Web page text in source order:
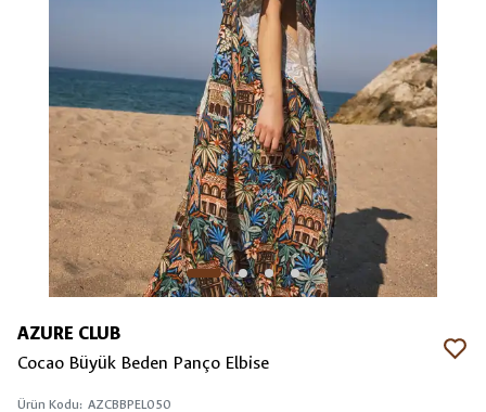
AZURE CLUB
Cocao Büyük Beden Panço Elbise
Ürün Kodu: AZCBBPEL050